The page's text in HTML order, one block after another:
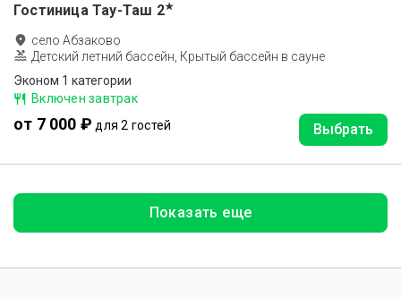
Гостиница Тау-Таш 2★
село Абзаково
Детский летний бассейн, Крытый бассейн в сауне
Эконом 1 категории
Включен завтрак
от 7 000 ₽ для 2 гостей Выбрать
Показать еще